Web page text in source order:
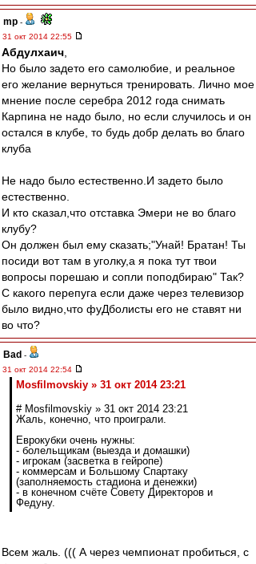
mp -
31 окт 2014 22:55
Абдулхаич
Но было задето его самолюбие, и реальное
его желание вернуться тренировать. Лично мое
мнение после серебра 2012 года снимать
Карпина не надо было, но если случилось и он
остался в клубе, то будь добр делать во благо
клуба
Не надо было естественно.И задето было
естественно.
И кто сказал,что отставка Эмери не во благо
клубу?
Он должен был ему сказать;"Унай! Братан! Ты
посиди вот там в уголку,а я пока тут твои
вопросы порешаю и сопли поподбираю" Так?
С какого перепуга если даже через телевизор
было видно,что фуДболисты его не ставят ни
во что?
Bad -
31 окт 2014 22:54
Mosfilmovskiy » 31 окт 2014 23:21
# Mosfilmovskiy » 31 окт 2014 23:21
Жаль, конечно, что проиграли.
Еврокубки очень нужны:
- болельщикам (выезда и домашки)
- игрокам (засветка в гейропе)
- коммерсам и Большому Спартаку
(заполняемость стадиона и денежки)
- в конечном счёте Совету Директоров и
Федуну.
Всем жаль. ((( А через чемпионат пробиться, с